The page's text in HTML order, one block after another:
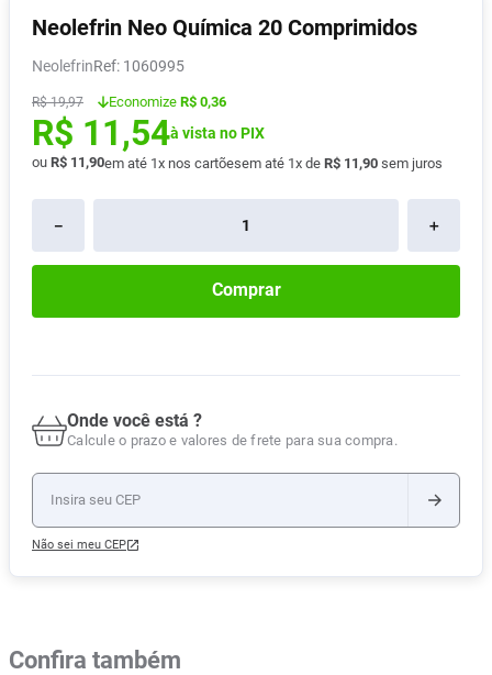
Neolefrin Neo Química 20 Comprimidos
Neolefrin : 1060995
R$ 19,97 Economize R$ 0,36
R$ 11,54à vista no PIX
ou R$ 11 ,90em até 1x nos cartõesem até 1x de R$ 11 ,90 sem juros
＋
－
Comprar
Onde você está ?
Calcule o prazo e valores de frete para sua compra.
Não sei meu CEP
Confira também
6º Desodorante
7º Shampoo
8º Absorvente
9 Pampers Confort Sec
10º Lavitan